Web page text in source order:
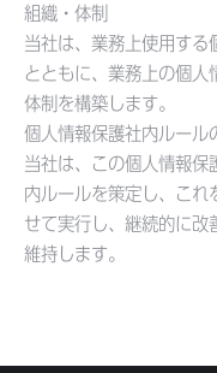
組織・体制
当社は、業務上使用する
とともに、業務上の個
体制を構築します。
個人情報保護社内ルール
当社は、この個人情報保
内ルールを策定し、これ
せて実行し、継続的に改
維持します。